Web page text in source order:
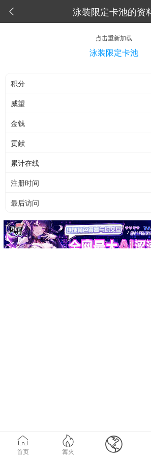
 泳装限定卡池的资
点击重新加载
泳装限定卡池
积分
威望
金钱
贡献
累计在线
注册时间
最后访问

首页

篝火 